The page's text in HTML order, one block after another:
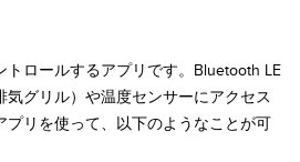
ロールするアプリです。Bluetooth LE
グリル）や温度センサーにアクセス
プリを使って、以下のようなことが可